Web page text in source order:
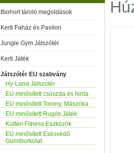
Biohort tároló megoldások
Kerti Faház és Pavilon
Jungle Gym Játszótér
Kerti Játék
Játszótér EU szabvány
Hy-Land Játszótér
EU minősített csúszda és hinta
EU minősített Torony, Mászóka
EU minősített Rugós Játék
Kültéri Fitness Eszközök
EU minősített Esésvédő
Gumiburkolat